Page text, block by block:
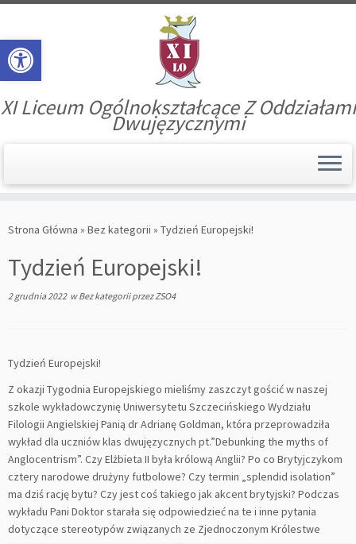
Open toolbar
to
XI Liceum Ogólnokształcące Z Oddziałami
Dwujęzycznymi
Strona Główna » Bez kategorii » Tydzień Europejski!
Tydzień Europejski!
2 grudnia 2022wBez kategoriiprzezZSO4
Tydzień Europejski!
Z okazji Tygodnia Europejskiego mieliśmy zaszczyt gościć w naszej
szkole wykładowczynię Uniwersytetu Szczecińskiego Wydziału
Filologii Angielskiej Panią dr Adrianę Goldman, która przeprowadziła
wykład dla uczniów klas dwujęzycznych pt.”Debunking the myths of
Anglocentrism”. Czy Elżbieta II była królową Anglii? Po co Brytyjczykom
cztery narodowe drużyny futbolowe? Czy termin „splendid isolation”
ma dziś rację bytu? Czy jest coś takiego jak akcent brytyjski? Podczas
wykładu Pani Doktor starała się odpowiedzieć na te i inne pytania
dotyczące stereotypów związanych ze Zjednoczonym Królestwe